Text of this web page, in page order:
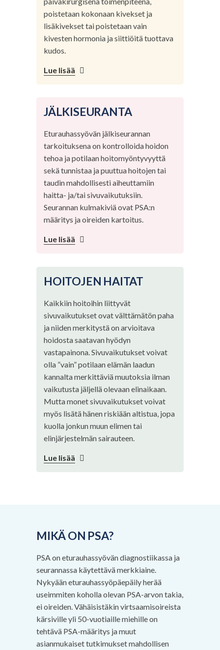
poistetaan kokonaan kivekset ja
lisäkivekset tai poistetaan vain
kivesten hormonia ja siittiöitä tuottava
kudos.
Lue lisää
JÄLKISEURANTA
Eturauhassyövän jälkiseurannan
tarkoituksena on kontrolloida hoidon
tehoa ja potilaan hoitomyöntyvyyttä
sekä tunnistaa ja puuttua hoitojen tai
taudin mahdollisesti aiheuttamiin
haitta- ja/tai sivuvaikutuksiin.
Seurannan kulmakiviä ovat PSA:n
määritys ja oireiden kartoitus.
Lue lisää
HOITOJEN HAITAT
Kaikkiin hoitoihin liittyvät
sivuvaikutukset ovat välttämätön paha
ja niiden merkitystä on arvioitava
hoidosta saatavan hyödyn
vastapainona. Sivuvaikutukset voivat
olla ”vain” potilaan elämän laadun
kannalta merkittäviä muutoksia ilman
vaikutusta jäljellä olevaan elinaikaan.
Mutta monet sivuvaikutukset voivat
myös lisätä hänen riskiään altistua, jopa
kuolla jonkun muun elimen tai
elinjärjestelmän sairauteen.
Lue lisää
MIKÄ ON PSA?
PSA on eturauhassyövän diagnostiikassa ja
seurannassa käytettävä merkkiaine.
Nykyään eturauhassyöpäepäily herää
useimmiten koholla olevan PSA-arvon takia,
ei oireiden. Vähäisistäkin virtsaamisoireista
kärsiville yli 50-vuotiaille miehille on
tehtävä PSA-määritys ja muut
asianmukaiset tutkimukset mahdollisen